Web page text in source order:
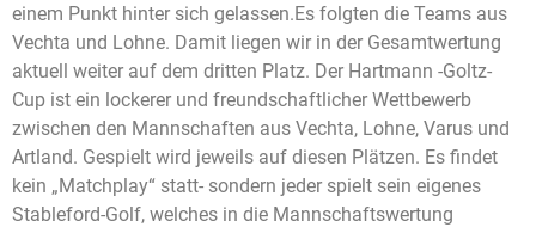
einem Punkt hinter sich gelassen.Es folgten die Teams aus
Vechta und Lohne. Damit liegen wir in der Gesamtwertung
aktuell weiter auf dem dritten Platz. Der Hartmann -Goltz-
Cup ist ein lockerer und freundschaftlicher Wettbewerb
zwischen den Mannschaften aus Vechta, Lohne, Varus und
Artland. Gespielt wird jeweils auf diesen Plätzen. Es findet
kein „Matchplay“ statt- sondern jeder spielt sein eigenes
Stableford-Golf, welches in die Mannschaftswertung